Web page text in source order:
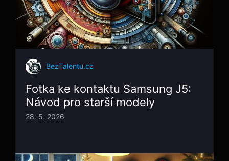
BezTalentu.cz
Fotka ke kontaktu Samsung J5:
Návod pro starší modely
28. 5. 2026